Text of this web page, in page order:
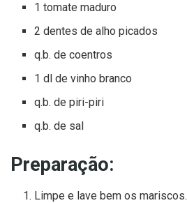
1 tomate maduro
2 dentes de alho picados
q.b. de coentros
1 dl de vinho branco
q.b. de piri-piri
q.b. de sal
Preparação:
Limpe e lave bem os mariscos.